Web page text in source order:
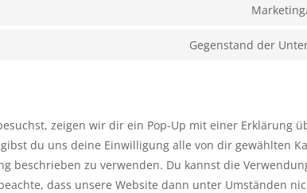
Gegenstand der
zeigen wir dir ein Pop-Up mit einer Erklärung
du uns deine Einwilligung alle von dir gewählten
beschrieben zu verwenden. Du kannst die
dass unsere Website dann unter Umständen